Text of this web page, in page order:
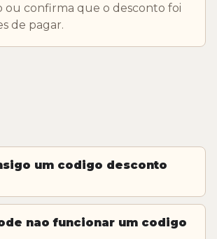
ou confirma que o desconto foi
de pagar.
um codigo desconto
nao funcionar um codigo